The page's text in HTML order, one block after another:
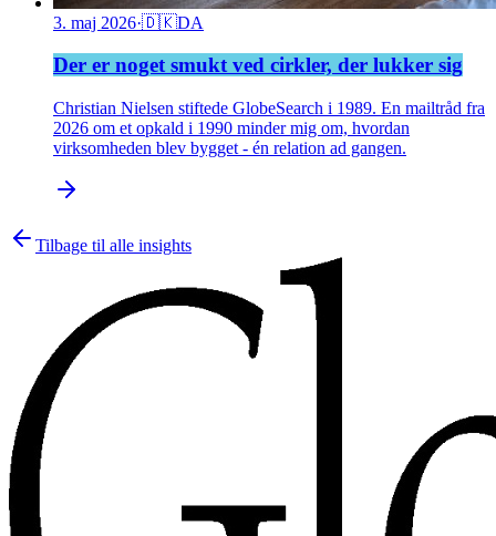
3. maj 2026·🇩🇰DA
Der er noget smukt ved cirkler, der lukker sig
Christian Nielsen stiftede GlobeSearch i 1989. En mailtråd fra
2026 om et opkald i 1990 minder mig om, hvordan
virksomheden blev bygget - én relation ad gangen.
Tilbage til alle insights